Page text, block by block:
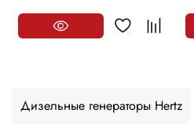
Дизельные генераторы Hertz